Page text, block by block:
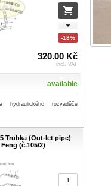
-18%
320.00 Kč
incl. VAT
available
hydraulického rozvaděče
Trubka (Out-let pipe)
(č.105/2)